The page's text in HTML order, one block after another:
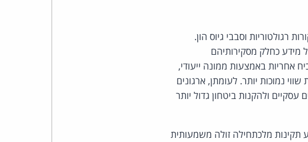
רגולטוריות וסבבי גיוס הון.
מידע כחלק מסקירותיהם
אחריות באמצעות ממונה ייעודי,
נמוכות יותר. לעומתן, ארגונים
ולהקנות ביטחון גדול יותר
תקינות מלכתחילה זולה משמעותית